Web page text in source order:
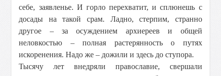
себе, заявленье. И горло перехватит, и сплюнешь с
досады на такой срам. Ладно, стерпим, странно
другое – за осуждением архиереев и общей
неловкостью – полная растерянность о путях
искоренения. Надо же – дожили и здесь до ступора.
Тысячу лет внедряли православие, свершали